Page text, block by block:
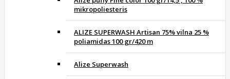
mikropoliesteris
ALIZE SUPERWASH Artisan 75% vilna 25 %
poliamidas 100 gr/420 m
Alize Superwash